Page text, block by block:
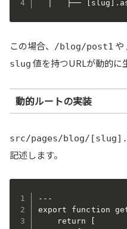
  │   ├──
slug
この場合、 /blog/post1 や
slug 値を持つURLが動的に
動的ルートの実装
src/pages/blog/
記述します。
---
export function